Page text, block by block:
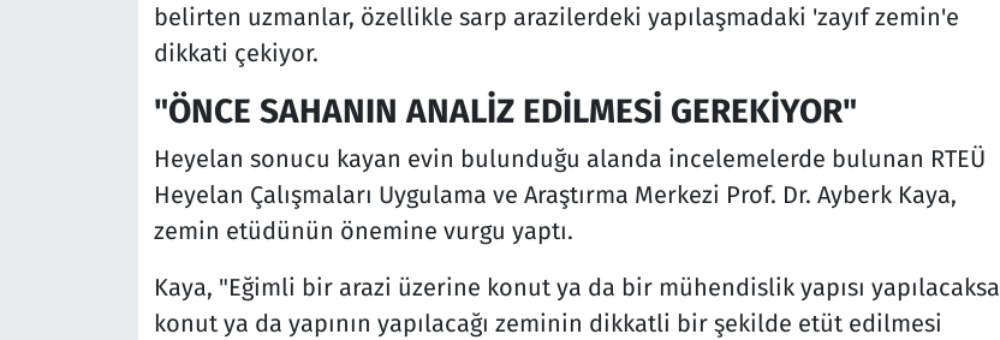
belirten uzmanlar, özellikle sarp arazilerdeki yapılaşmadaki 'zayıf zemin'e
dikkati çekiyor.
"ÖNCE SAHANIN ANALİZ EDİLMESİ GEREKİYOR"
Heyelan sonucu kayan evin bulunduğu alanda incelemelerde bulunan RTEÜ
Heyelan Çalışmaları Uygulama ve Araştırma Merkezi Prof. Dr. Ayberk Kaya,
zemin etüdünün önemine vurgu yaptı.
Kaya, "Eğimli bir arazi üzerine konut ya da bir mühendislik yapısı yapılacaksa
konut ya da yapının yapılacağı zeminin dikkatli bir şekilde etüt edilmesi